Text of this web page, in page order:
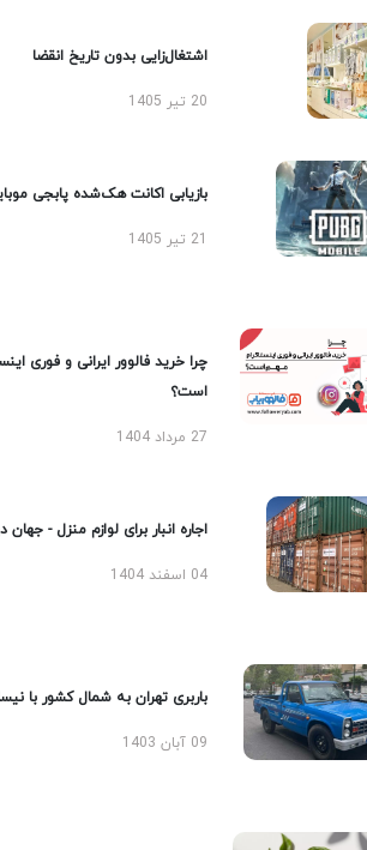
اشتغال‌زایی بدون تاریخ انقضا
20 تیر 1405
بازیابی اکانت هک‌شده پابجی موبایل
چرا خرید فالوور ایرانی و فوری
است؟
27 مرداد 1404
اجاره انبار برای لوازم منزل - جهان دپو
04 اسفند 1404
باربری تهران به شمال کشور با نیسان
09 آبان 1403